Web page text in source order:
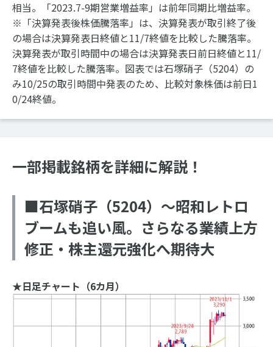
相当。「2023.7-9期営業増益率」は前年同期比増益率。
※「決算発表後株価騰落率」は、決算発表が取引終了後
の場合は決算発表日終値と11/7終値を比較した騰落率。
決算発表が取引時間中の場合は決算発表日前日終値と11/
7終値を比較した騰落率。図表では石塚硝子（5204）の
み10/25の取引時間中発表のため、比較対象株価は前日1
0/24終値。
一部掲載銘柄を詳細に解説！
■石塚硝子（5204）～昭和レトロ
ブームも追い風。さらなる業績上方
修正・株主還元強化へ期待大
★日足チャート（6カ月）